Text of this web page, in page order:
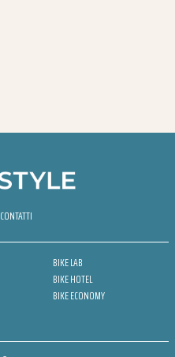
CONTATTI
BIKE LAB
BIKE HOTEL
BIKE ECONOMY